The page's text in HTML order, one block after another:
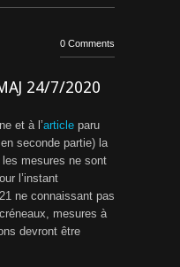
0 Comments
24/7/2020
et à l’article paru
seconde partie) la
mesures ne sont
l’instant
ne connaissant pas
mesures à
devront être